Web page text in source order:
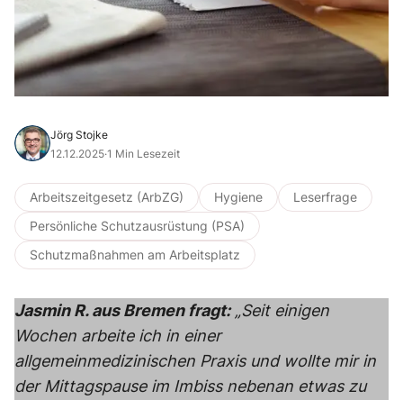
Jörg Stojke
12.12.2025·1 Min Lesezeit
Arbeitszeitgesetz (ArbZG) Hygiene
Leserfrage
Persönliche Schutzausrüstung (PSA)
Schutzmaßnahmen am Arbeitsplatz
Jasmin R. aus Bremen fragt:„Seit einigen
Wochen arbeite ich in einer
allgemeinmedizinischen Praxis und wollte mir in
der Mittagspause im Imbiss nebenan etwas zu